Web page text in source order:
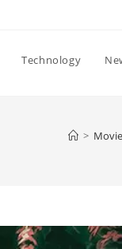
Technology
> Movie